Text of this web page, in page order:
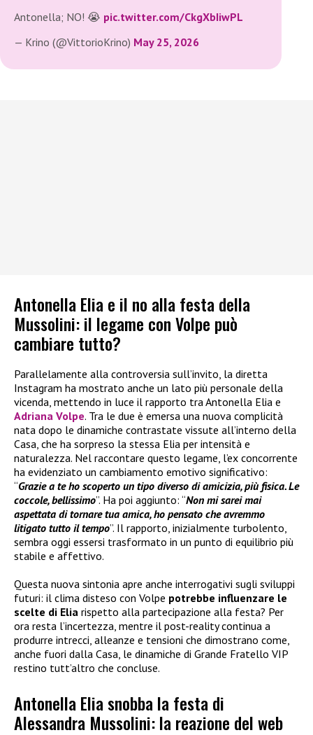
Antonella; NO! 😭 pic.twitter.com/CkgXbIiwPL
— Krino (@VittorioKrino) May 25, 2026
Antonella Elia e il no alla festa della
Mussolini: il legame con Volpe può
cambiare tutto?
Parallelamente alla controversia sull’invito, la diretta
Instagram ha mostrato anche un lato più personale della
vicenda, mettendo in luce il rapporto tra Antonella Elia e
Adriana Volpe. Tra le due è emersa una nuova complicità
nata dopo le dinamiche contrastate vissute all’interno della
Casa, che ha sorpreso la stessa Elia per intensità e
naturalezza. Nel raccontare questo legame, l’ex concorrente
ha evidenziato un cambiamento emotivo significativo:
“Grazie a te ho scoperto un tipo diverso di amicizia, più fisica. Le
coccole, bellissimo”. Ha poi aggiunto: “Non mi sarei mai
aspettata di tornare tua amica, ho pensato che avremmo
litigato tutto il tempo”. Il rapporto, inizialmente turbolento,
sembra oggi essersi trasformato in un punto di equilibrio più
stabile e affettivo.
Questa nuova sintonia apre anche interrogativi sugli sviluppi
futuri: il clima disteso con Volpe potrebbe influenzare le
scelte di Elia rispetto alla partecipazione alla festa? Per
ora resta l’incertezza, mentre il post-reality continua a
produrre intrecci, alleanze e tensioni che dimostrano come,
anche fuori dalla Casa, le dinamiche di Grande Fratello VIP
restino tutt’altro che concluse.
Antonella Elia snobba la festa di
Alessandra Mussolini: la reazione del web